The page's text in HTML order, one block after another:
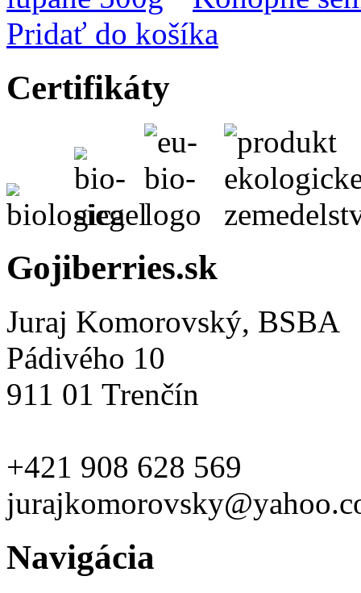
Pridať do košíka
Certifikáty
Gojiberries.sk
Juraj Komorovský, BSBA
Pádivého 10
911 01 Trenčín
+421 908 628 569
Navigácia